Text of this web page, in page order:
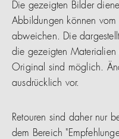
Die gezeigten Bilder
Abbildungen können vom
abweichen. Die
die gezeigten Materialien
Original sind möglich.
ausdrücklich vor.
Retouren sind daher nur
dem Bereich